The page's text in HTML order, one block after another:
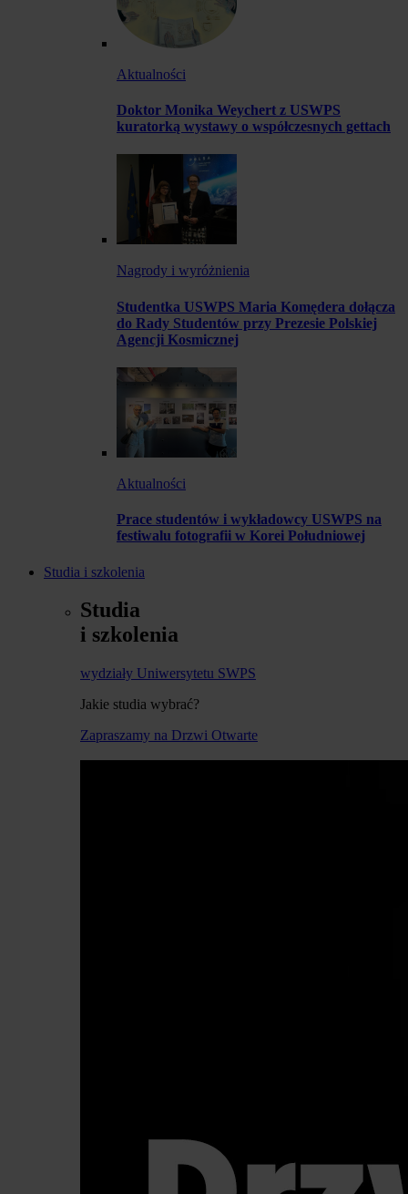
Aktualności
Doktor Monika Weychert z USWPS
kuratorką wystawy o współczesnych gettach
Nagrody i wyróżnienia
Studentka USWPS Maria Komędera dołącza
do Rady Studentów przy Prezesie Polskiej
Agencji Kosmicznej
Aktualności
Prace studentów i wykładowcy USWPS na
festiwalu fotografii w Korei Południowej
Studia i szkolenia
Studia
i szkolenia
wydziały Uniwersytetu SWPS
Jakie studia wybrać?
Zapraszamy na Drzwi Otwarte